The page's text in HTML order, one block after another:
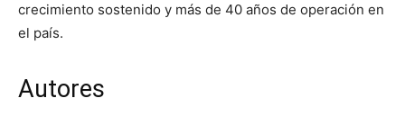
crecimiento sostenido y más de 40 años de operación en
el país.
Autores